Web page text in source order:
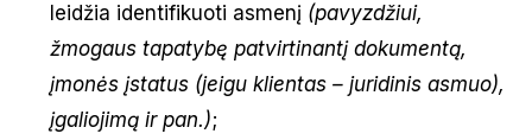
leidžia identifikuoti asmenį (pavyzdžiui,
žmogaus tapatybę patvirtinantį dokumentą,
įmonės įstatus (jeigu klientas – juridinis asmuo),
įgaliojimą ir pan.);